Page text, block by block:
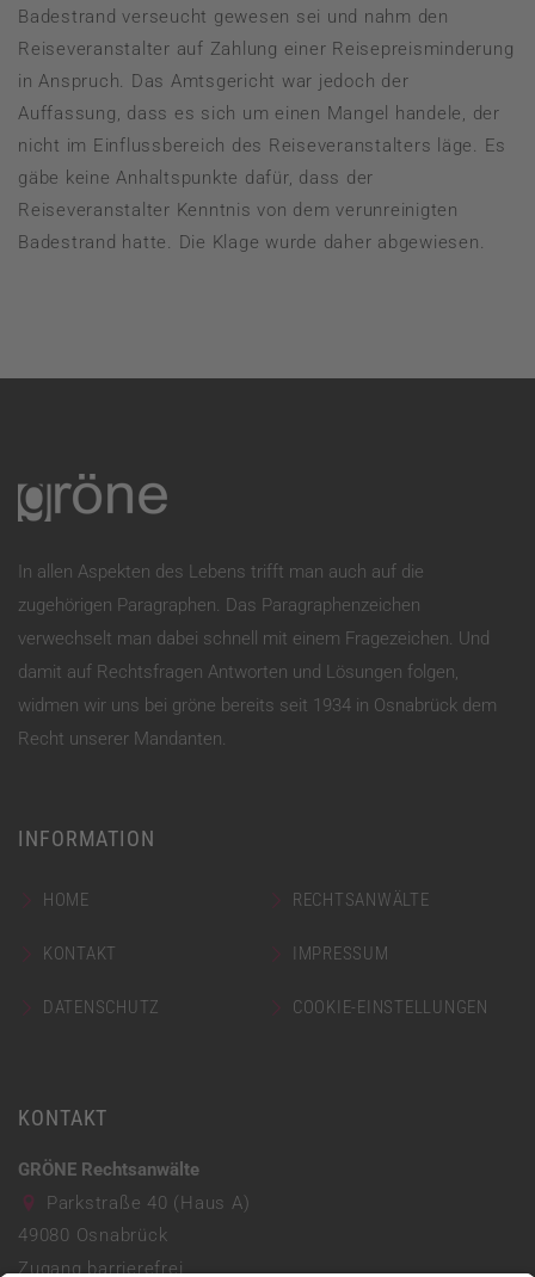
Badestrand verseucht gewesen sei und nahm den
Reiseveranstalter auf Zahlung einer Reisepreisminderung
in Anspruch. Das Amtsgericht war jedoch der
Auffassung, dass es sich um einen Mangel handele, der
nicht im Einflussbereich des Reiseveranstalters läge. Es
gäbe keine Anhaltspunkte dafür, dass der
Reiseveranstalter Kenntnis von dem verunreinigten
Badestrand hatte. Die Klage wurde daher abgewiesen.
In allen Aspekten des Lebens trifft man auch auf die
zugehörigen Paragraphen. Das Paragraphenzeichen
verwechselt man dabei schnell mit einem Fragezeichen. Und
damit auf Rechtsfragen Antworten und Lösungen folgen,
widmen wir uns bei gröne bereits seit 1934 in Osnabrück dem
Recht unserer Mandanten.
INFORMATION
HOME RECHTSANWÄLTE
KONTAKT IMPRESSUM
DATENSCHUTZ COOKIE-EINSTELLUNGEN
KONTAKT
GRÖNE Rechtsanwälte
Parkstraße 40 (Haus A)
49080 Osnabrück
Zugang barrierefrei